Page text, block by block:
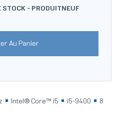
STOCK - PRODUITNEUF
Au Panier
Intel® Core™ i5 i5-9400
8